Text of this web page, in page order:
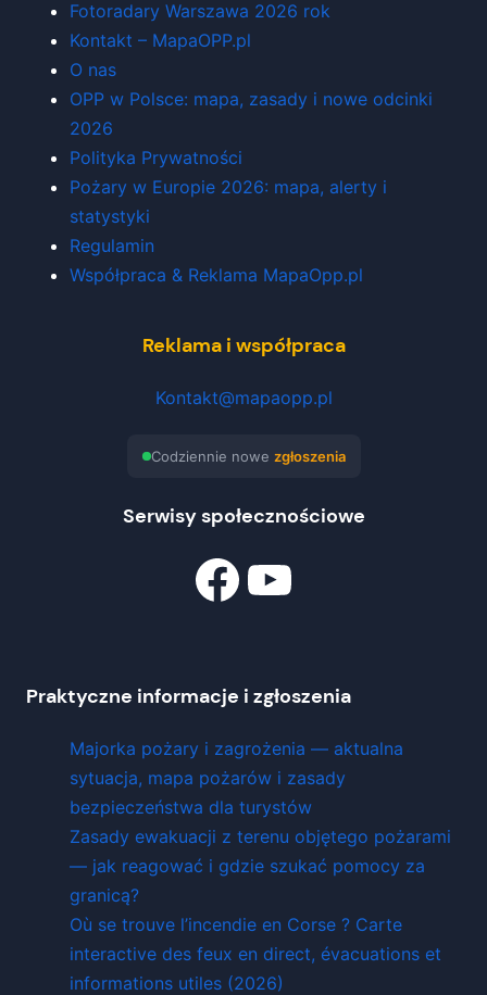
Fotoradary Warszawa 2026 rok
Kontakt – MapaOPP.pl
O nas
OPP w Polsce: mapa, zasady i nowe odcinki
2026
Polityka Prywatności
Pożary w Europie 2026: mapa, alerty i
statystyki
Regulamin
Współpraca & Reklama MapaOpp.pl
Reklama i współpraca
Kontakt@mapaopp.pl
Codziennie nowe zgłoszenia
Serwisy społecznościowe
Facebook Znajdź nas na YouTube
Praktyczne informacje i zgłoszenia
Majorka pożary i zagrożenia — aktualna
sytuacja, mapa pożarów i zasady
bezpieczeństwa dla turystów
Zasady ewakuacji z terenu objętego pożarami
— jak reagować i gdzie szukać pomocy za
granicą?
Où se trouve l’incendie en Corse ? Carte
interactive des feux en direct, évacuations et
informations utiles (2026)